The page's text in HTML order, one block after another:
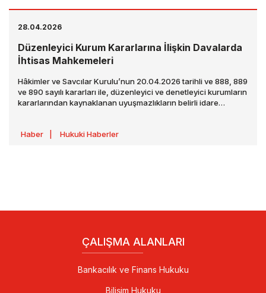
28.04.2026
Düzenleyici Kurum Kararlarına İlişkin Davalarda
İhtisas Mahkemeleri
Hâkimler ve Savcılar Kurulu’nun 20.04.2026 tarihli ve 888, 889
ve 890 sayılı kararları ile, düzenleyici ve denetleyici kurumların
kararlarından kaynaklanan uyuşmazlıkların belirli idare
22.04.2026 tarihli Resmî Gazete ’de yayımlanmış olup,
Haber Hukuki Haberler
ÇALIŞMA ALANLARI
Bankacılık ve Finans Hukuku
Bilişim Hukuku